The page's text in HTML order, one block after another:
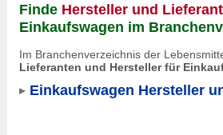
Finde Hersteller und
Einkaufswagen im
Im Branchenverzeichnis der
Lieferanten und Hersteller für
Einkaufswagen Hersteller